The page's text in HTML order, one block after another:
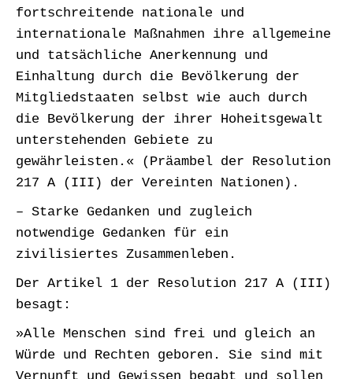
fortschreitende nationale und
internationale Maßnahmen ihre allgemeine
und tatsächliche Anerkennung und
Einhaltung durch die Bevölkerung der
Mitgliedstaaten selbst wie auch durch
die Bevölkerung der ihrer Hoheitsgewalt
unterstehenden Gebiete zu
gewährleisten.« (Präambel der Resolution
217 A (III) der Vereinten Nationen).
– Starke Gedanken und zugleich
notwendige Gedanken für ein
zivilisiertes Zusammenleben.
Der Artikel 1 der Resolution 217 A (III)
besagt:
»Alle Menschen sind frei und gleich an
Würde und Rechten geboren. Sie sind mit